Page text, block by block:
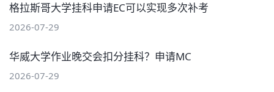
格拉斯哥大学挂科申请EC可以实现多次补考
2026-07-29
华威大学作业晚交会扣分挂科？申请MC
2026-07-29